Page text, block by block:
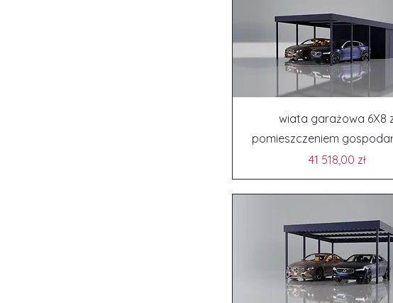
wiata garażowa 6X8
pomieszczeniem
Cena
41 518,00 zł